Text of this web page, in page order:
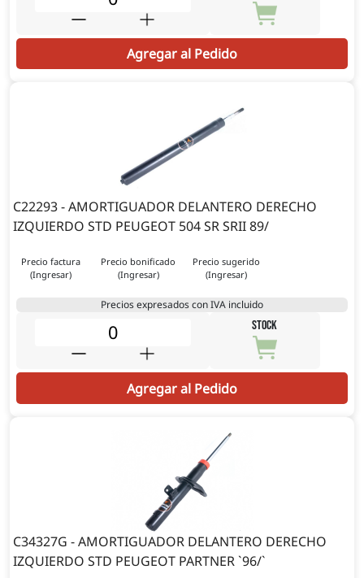
Agregar al Pedido
C22293 - AMORTIGUADOR DELANTERO DERECHO
IZQUIERDO STD PEUGEOT 504 SR SRII 89/
Precio factura
(Ingresar)
Precio bonificado
(Ingresar)
Precio sugerido
(Ingresar)
Precios expresados con IVA incluido
STOCK
Agregar al Pedido
C34327G - AMORTIGUADOR DELANTERO DERECHO
IZQUIERDO STD PEUGEOT PARTNER `96/`